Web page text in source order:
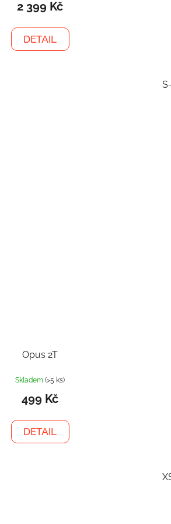
2 399 Kč
DETAIL
Opus 2T
Skladem(>5 ks)
499 Kč
DETAIL